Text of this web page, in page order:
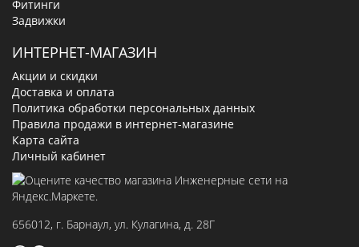
Фитинги
Задвижки
ИНТЕРНЕТ-МАГАЗИН
Акции и скидки
Доставка и оплата
Политика обработки персональных данных
Правила продажи в интернет-магазине
Карта сайта
Личный кабинет
656012, г. Барнаул, ул. Кулагина, д. 28Г